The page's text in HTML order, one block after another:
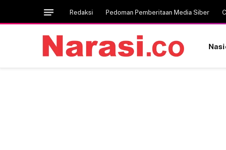
Redaksi Pedoman Pemberitaan Media Siber